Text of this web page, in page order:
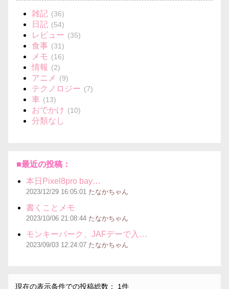
雑記 (36)
日記 (54)
レビュー (35)
食事 (31)
メモ (16)
情報 (2)
アニメ (9)
テクノロジー (7)
車 (13)
おでかけ (10)
分類なし
■最近の投稿：
本日Pixel8pro bay…
2023/12/29 16:05:01 たなかちゃん
書くことメモ
2023/10/06 21:08:44 たなかちゃん
モンキーパーク、JAFデーで入…
2023/09/03 12:24:07 たなかちゃん
現在の表示条件での投稿総数： 1件